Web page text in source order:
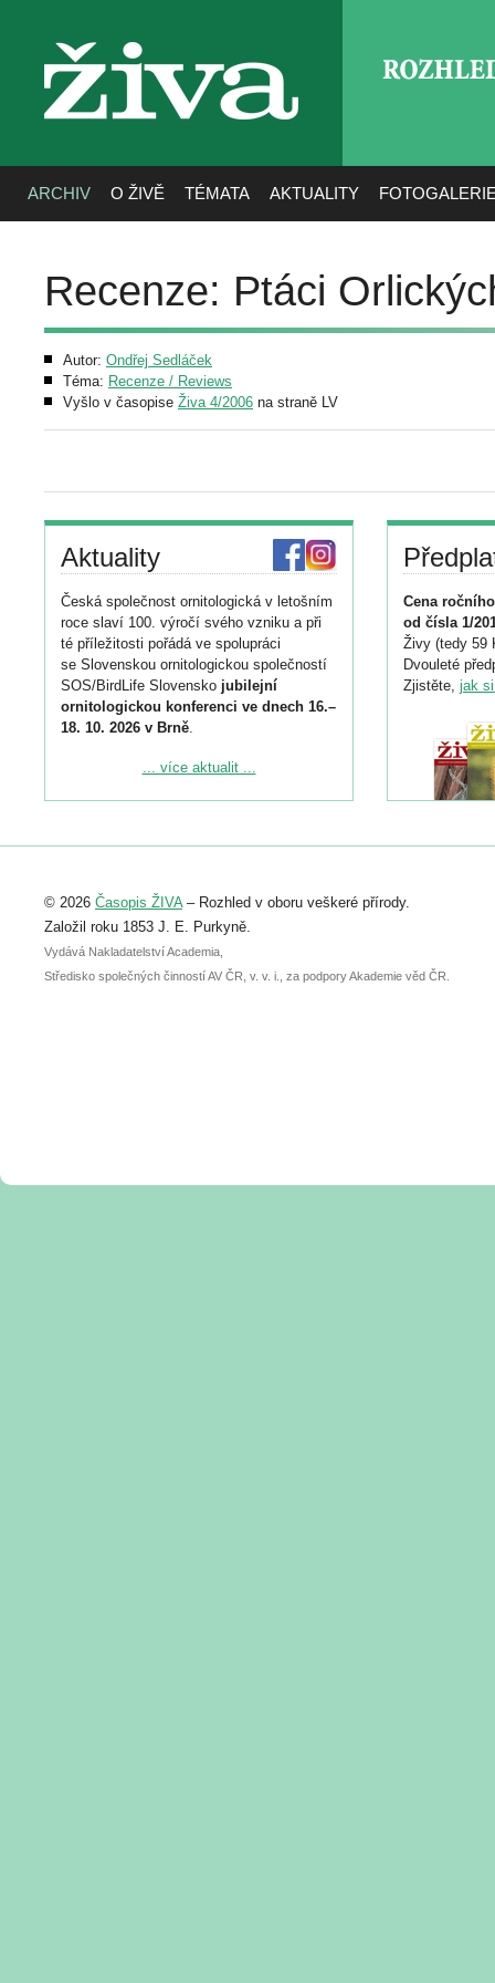
živa
ARCHIV O ŽIVĚ TÉMATA AKTUALITY
Recenze: Ptáci
Autor: Ondřej Sedláček
Téma: Recenze / Reviews
Vyšlo v časopise Živa 4/2006 na straně LV
Aktuality
Česká společnost ornitologická v letošním
roce slaví 100. výročí svého vzniku a při
té příležitosti pořádá ve spolupráci
se Slovenskou ornitologickou společností
SOS/BirdLife Slovensko jubilejní
ornitologickou konferenci ve dnech 16.–
18. 10. 2026 v Brně.
Podrobnější informace ke konferenci
Registrovat se můžete do 6. září.
abstraktu přihlášené přednášky nebo
posteru je už 30. června.
... více aktualit ...
Cena
od čísla 1/
Živy (tedy 59
Dvouleté
Zjistěte, jak
© 2026 Časopis ŽIVA– Rozhled v oboru veškeré přírody.
Založil roku 1853 J. E. Purkyně.
Vydává Nakladatelství Academia,
Středisko společných činností AV ČR, v. v. i., za podpory Akademie věd ČR.